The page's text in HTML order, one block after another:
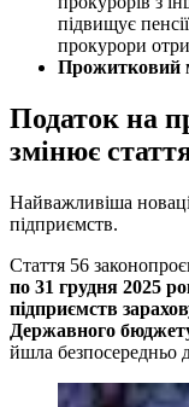
підвищує
прокурори
Прожитковий
Податок на
змінює
Найважливіша
підприємств.
Стаття 56
по 31 грудня 2025
підприємств
Державного
йшла безпосередньо